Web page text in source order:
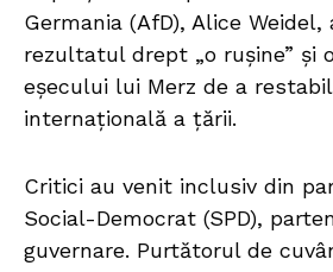
Germania (AfD), Alice
rezultatul drept „o rușine” și
eșecului lui Merz de a
internațională a țării.
Critici au venit inclusiv din
Social-Democrat (SPD),
guvernare. Purtătorul de